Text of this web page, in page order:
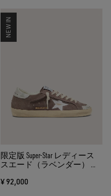
NEW IN
限定版 Super-Star レディース
スエード（ラベンダー） シ
¥ 92,000